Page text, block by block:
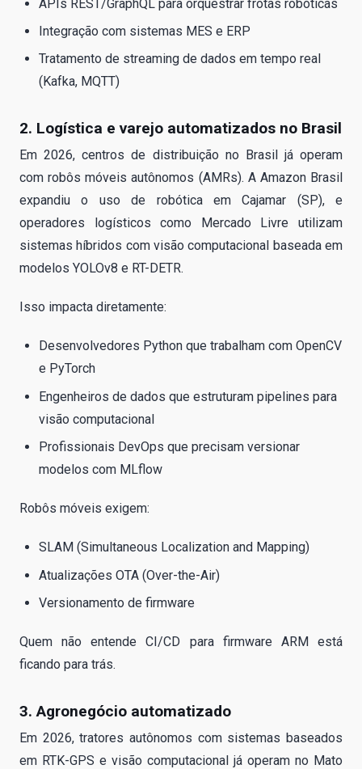
APIs REST/GraphQL para orquestrar frotas robóticas
Integração com sistemas MES e ERP
Tratamento de streaming de dados em tempo real
(Kafka, MQTT)
2. Logística e varejo automatizados no Brasil
Em 2026, centros de distribuição no Brasil já operam
com robôs móveis autônomos (AMRs). A Amazon Brasil
expandiu o uso de robótica em Cajamar (SP), e
operadores logísticos como Mercado Livre utilizam
sistemas híbridos com visão computacional baseada em
modelos YOLOv8 e RT-DETR.
Isso impacta diretamente:
Desenvolvedores Python que trabalham com OpenCV
e PyTorch
Engenheiros de dados que estruturam pipelines para
visão computacional
Profissionais DevOps que precisam versionar
modelos com MLflow
Robôs móveis exigem:
SLAM (Simultaneous Localization and Mapping)
Atualizações OTA (Over-the-Air)
Versionamento de firmware
Quem não entende CI/CD para firmware ARM está
ficando para trás.
3. Agronegócio automatizado
Em 2026, tratores autônomos com sistemas baseados
em RTK-GPS e visão computacional já operam no Mato